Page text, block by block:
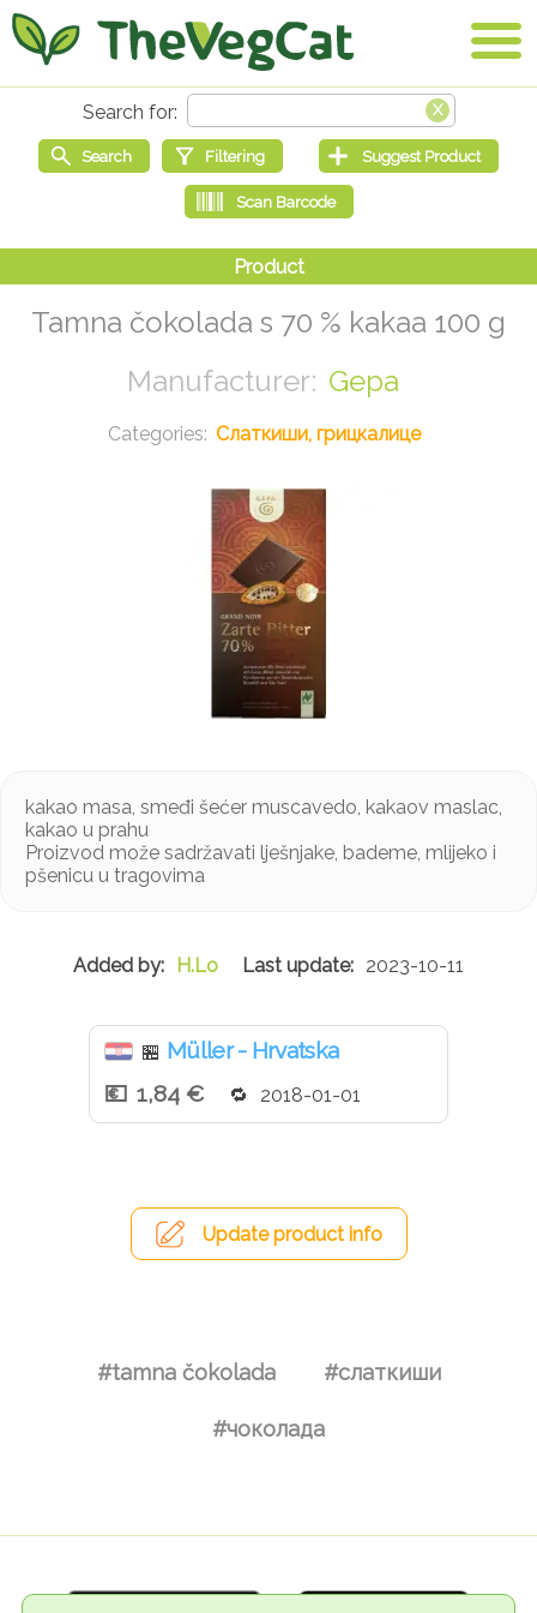
Tamna čokolada s 70 % kakaa 100 g
Gepa
Слаткиши, грицкалице
kakao masa, smeđi šećer muscavedo, kakaov maslac,
kakao u prahu
Proizvod može sadržavati lješnjake, bademe, mlijeko i
pšenicu u tragovima
H.Lo 2023-10-11
🏪 Müller - Hrvatska
1,84 €
2018-01-01
Update product info
#tamna čokolada #слаткиши
#чоколада